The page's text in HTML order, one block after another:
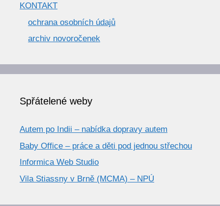
KONTAKT
ochrana osobních údajů
archiv novoročenek
Spřátelené weby
Autem po Indii – nabídka dopravy autem
Baby Office – práce a děti pod jednou střechou
Informica Web Studio
Vila Stiassny v Brně (MCMA) – NPÚ